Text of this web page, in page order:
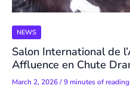
NEWS
Salon International de
Affluence en Chute
March 2, 2026/9 minutes of reading